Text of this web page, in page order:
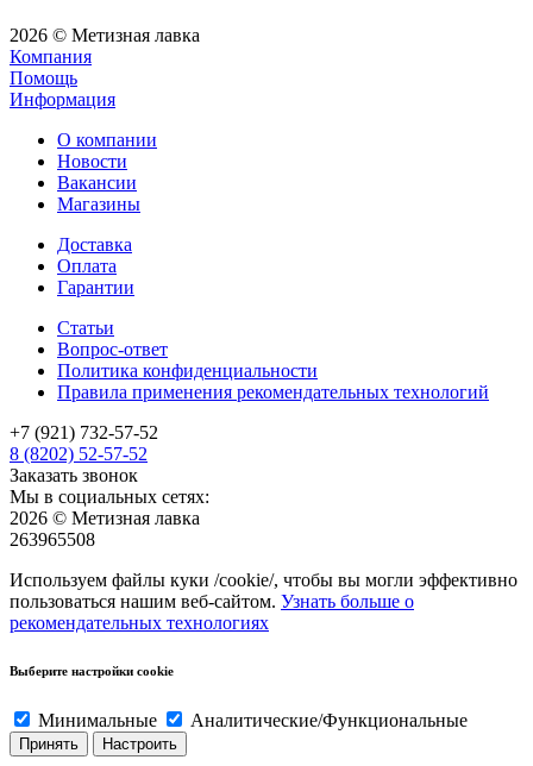
2026 © Метизная лавка
Компания
Помощь
Информация
О компании
Новости
Вакансии
Магазины
Доставка
Оплата
Гарантии
Статьи
Вопрос-ответ
Политика конфиденциальности
Правила применения рекомендательных технологий
+7 (921) 732-57-52
8 (8202) 52-57-52
Заказать звонок
Мы в социальных сетях:
2026 © Метизная лавка
263965508
Используем файлы куки /cookie/, чтобы вы могли эффективно
пользоваться нашим веб-сайтом. Узнать больше о
рекомендательных технологиях
Выберите настройки cookie
Минимальные Аналитические/Функциональные
Принять Настроить